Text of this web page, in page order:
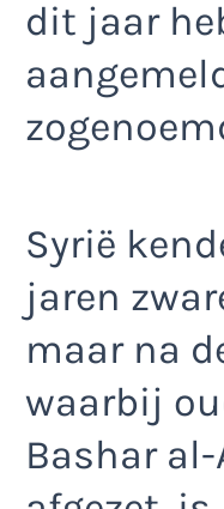
dit jaar
Syrië
jaren
maar na
waarbij
Bashar